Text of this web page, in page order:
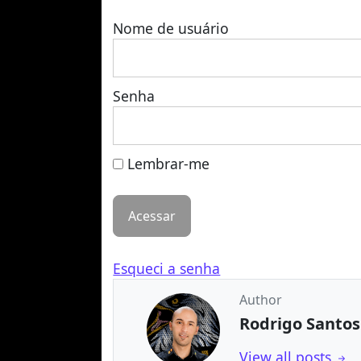
Nome de usuário
Senha
Lembrar-me
Esqueci a senha
Author
Rodrigo Santos
View all posts